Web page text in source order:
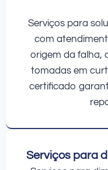
Serviços para
com
origem da falha,
tomadas em
certificado
Serviços para